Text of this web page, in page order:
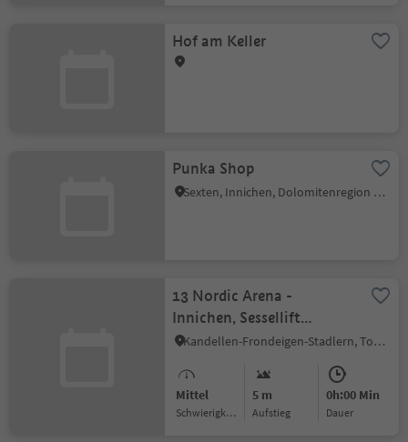
Hof am Keller
Punka Shop
Sexten, Innichen, Dolomitenregion 3 Zinnen
13 Nordic Arena -
Innichen, Sessellift
Haunold (Wald)
Kandellen-Frondeigen-Stadlern, Toblach, Dolomitenregion 3 Zinnen
Mittel
Schwierigkeitsgrad
5 m
Aufstieg
0h:00 Min
Dauer